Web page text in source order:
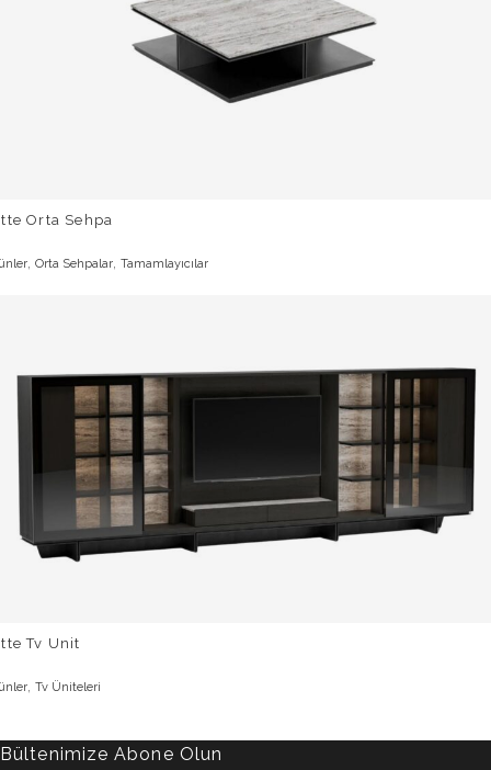
Orta Sehpa
Orta Sehpalar Tamamlayıcılar
Tv Unit
Tv Üniteleri
Bültenimize Abone Olun